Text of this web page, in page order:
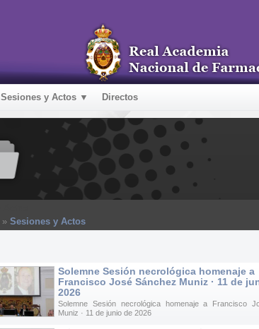
Sesiones y Actos ▼ Directos
» Sesiones y Actos
Solemne Sesión necrológica homenaje a
Francisco José Sánchez Muniz · 11 de
2026
Solemne Sesión necrológica homenaje a Francisco
Muniz · 11 de junio de 2026